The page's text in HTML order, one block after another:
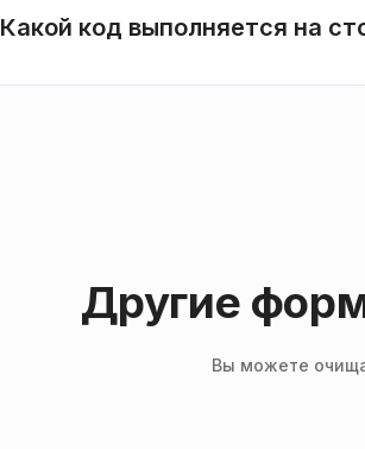
Какой код выполняется на
Другие
Вы можете